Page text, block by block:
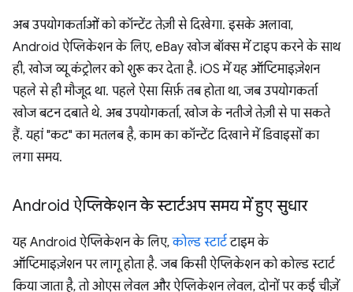
अब उपयोगकर्ताओं को कॉन्टेंट तेज़ी से दिखेगा. इसके अलावा,
Android ऐप्लिकेशन के लिए, eBay खोज बॉक्स में टाइप करने के साथ
ही, खोज व्यू कंट्रोलर को शुरू कर देता है. iOS में यह ऑप्टिमाइज़ेशन
पहले से ही मौजूद था. पहले ऐसा सिर्फ़ तब होता था, जब उपयोगकर्ता
खोज बटन दबाते थे. अब उपयोगकर्ता, खोज के नतीजे तेज़ी से पा सकते
हैं. यहां "कट" का मतलब है, काम का कॉन्टेंट दिखाने में डिवाइसों का
लगा समय.
Android ऐप्लिकेशन के स्टार्टअप समय में हुए सुधार
यह Android ऐप्लिकेशन के लिए,कोल्ड स्टार्टटाइम के
ऑप्टिमाइज़ेशन पर लागू होता है. जब किसी ऐप्लिकेशन को कोल्ड स्टार्ट
किया जाता है, तो ओएस लेवल और ऐप्लिकेशन लेवल, दोनों पर कई चीज़ें